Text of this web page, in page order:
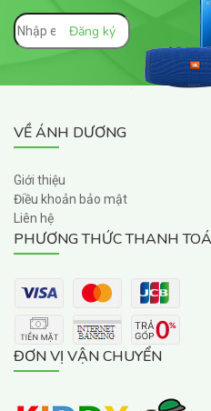
VỀ ÁNH DƯƠNG
Giới thiệu
Điều khoản bảo mật
Liên hệ
PHƯƠNG THỨC THANH
ĐƠN VỊ VẬN CHUYỂN